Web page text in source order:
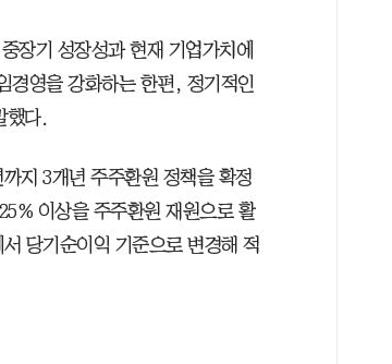
장기 성장성과 현재 기업가치에
경영을 강화하는 한편, 정기적인
했다.
지 3개년 주주환원 정책을 확정
이상을 주주환원 재원으로 활
당기순이익 기준으로 변경해 적